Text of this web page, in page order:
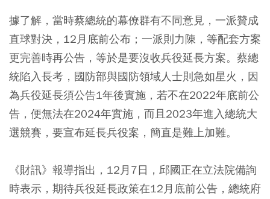
據了解，當時蔡總統的幕僚群有不同意見，一派贊成
直球對決，12月底前公布；一派則力陳，等配套方案
更完善時再公告，等於是要沒收兵役延長方案。蔡總
統陷入長考，國防部與國防領域人士則急如星火，因
為兵役延長須公告1年後實施，若不在2022年底前公
告，便無法在2024年實施，而且2023年進入總統大
選競賽，要宣布延長兵役案，簡直是難上加難。
《財訊》報導指出，12月7日，邱國正在立法院備詢
時表示，期待兵役延長政策在12月底前公告，總統府